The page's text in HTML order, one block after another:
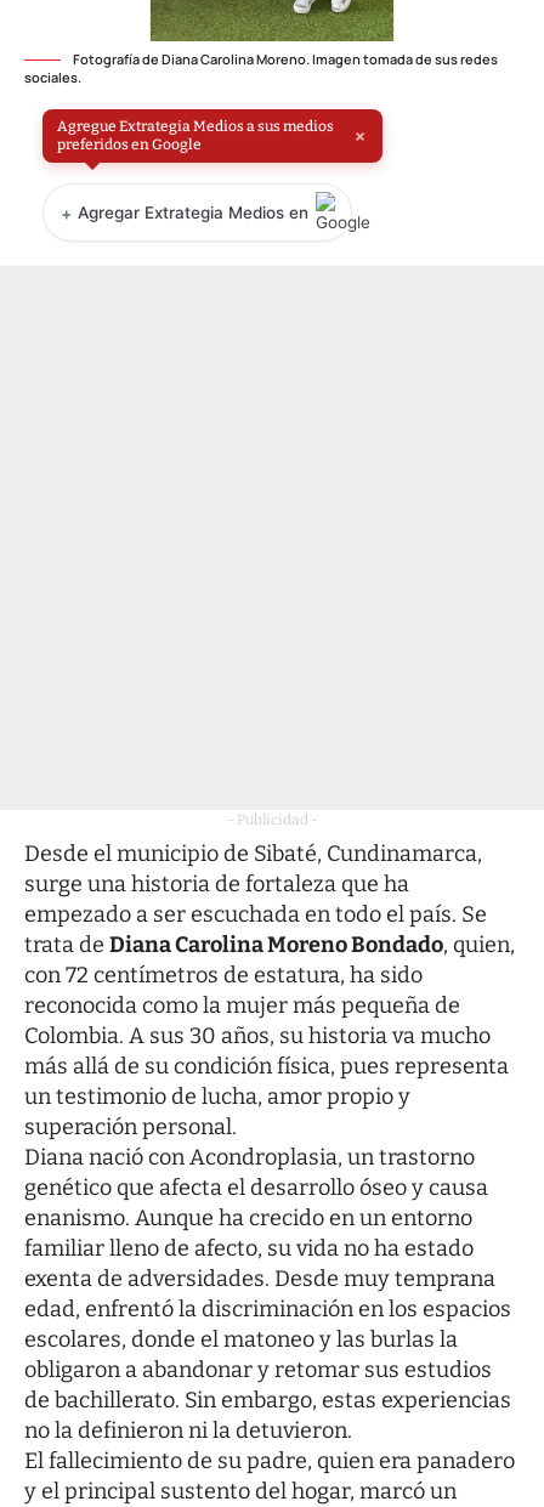
Fotografía de Diana Carolina Moreno. Imagen tomada de sus redes
sociales.
Agregue Extrategia Medios a sus medios
preferidos en Google
×
+ Agregar Extrategia Medios en
- Publicidad -
Desde el municipio de Sibaté, Cundinamarca,
surge una historia de fortaleza que ha
empezado a ser escuchada en todo el país. Se
trata de Diana Carolina Moreno Bondado, quien,
con 72 centímetros de estatura, ha sido
reconocida como la mujer más pequeña de
Colombia. A sus 30 años, su historia va mucho
más allá de su condición física, pues representa
un testimonio de lucha, amor propio y
superación personal.
Diana nació con Acondroplasia, un trastorno
genético que afecta el desarrollo óseo y causa
enanismo. Aunque ha crecido en un entorno
familiar lleno de afecto, su vida no ha estado
exenta de adversidades. Desde muy temprana
edad, enfrentó la discriminación en los espacios
escolares, donde el matoneo y las burlas la
obligaron a abandonar y retomar sus estudios
de bachillerato. Sin embargo, estas experiencias
no la definieron ni la detuvieron.
El fallecimiento de su padre, quien era panadero
y el principal sustento del hogar, marcó un